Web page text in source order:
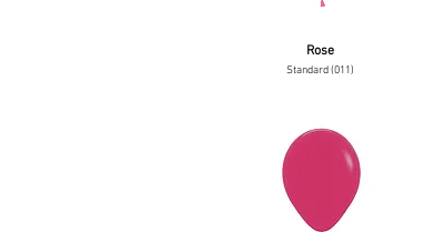
Rose
Standard (011)